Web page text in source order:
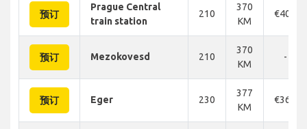
预订
Prague Central
train station
210
370
KM
€406
预订 Mezokovesd 210
370
KM
-
预订 Eger 230
377
KM
€364